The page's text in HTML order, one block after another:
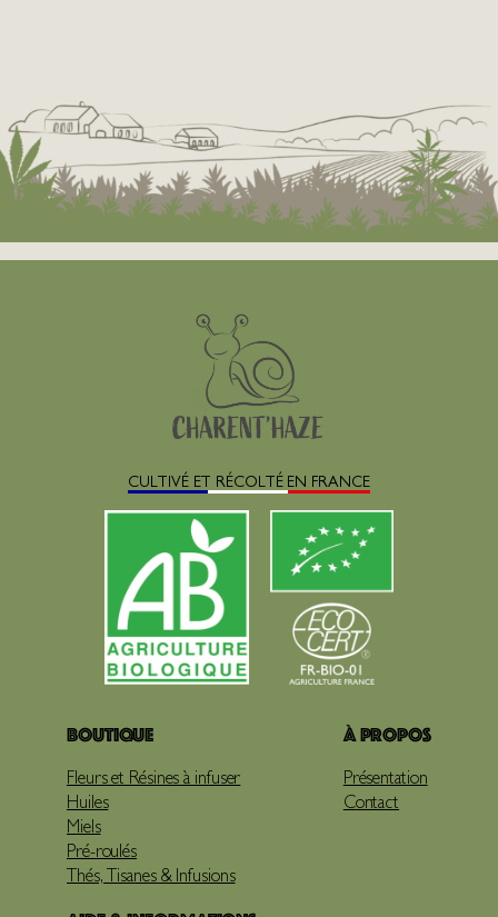
CULTIVÉ ET RÉCOLTÉ EN FRANCE
Boutique
Fleurs et Résines à infuser
Huiles
Miels
Pré-roulés
Thés, Tisanes & Infusions
À propos
Présentation
Contact